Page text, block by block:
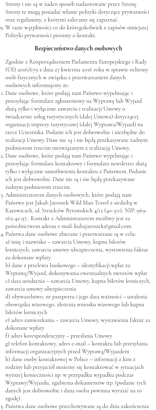
Strony i nie są w żaden sposób nadzorowane przez Stronę.
Strony te mogą posiadać własne polityki dotyczące prywatności
oraz regulaminy, z którymi zalecamy się zapoznać.
W razie wątpliwości co do któregokolwiek z zapisów niniejszej
Polityki prywatności prosimy o kontakt.
Bezpieczeństwo danych osobowych
Zgodnie z Rozporządzeniem Parlamentu Europejskiego i Rady
(UE) 2016/679 z dnia 27 kwietnia 2016 roku w sprawie ochrony
osób fizycznych w związku z przetwarzaniem danych
osobowych informujemy że:
Dane osobowe, które podają nam Państwo wypełniając i
przesyłając formularz zgłoszeniowy na Wyprawę lub Wyjazd
służą tylko i wyłącznie zawarciu i realizacji Umowy o
świadczenie usług turystycznych (dalej Umowa) dotyczącej
organizacji imprezy turystycznej (dalej Wyprawa/Wyjazd) na
rzecz Uczestnika. Podanie ich jest dobrowolne i niezbędne do
realizacji Umowy. Dane nie są i nie będą przekazywane żadnym
podmiotom trzecim niezwiązanym z realizacją Umowy.
Dane osobowe, które podają nam Państwo wypełniając i
przesyłając formularz kontaktowy i formularz newsletter służą
tylko i wyłącznie umożliwieniu kontaktu z Państwem. Podanie
ich jest dobrowolne. Dane nie są i nie będą przekazywane
żadnym podmiotom trzecim.
Administratorem danych osobowych, które podają nam
Państwo jest Jakub Jaroszek Wild Man Travel z siedzibą w
Katowicach, ul. Strzelców Bytomskich 4/12 (40-311), NIP: 969-
165-42-97.. Kontakt z Administratorem możliwy jest za
pośrednictwem adresu e-mail: kubajaroszek@gmail.com.
Państwa dane osobowe zbierane i przetwarzane są w celu:
a) imię i nazwisko – zawarcia Umowy, kupna biletów
lotniczych, zawarcia umowy ubezpieczenia, wystawienia faktur
za dokonane wpłaty
b) dane z przelewu bankowego – identyfikacji wpłat za
Wyprawę/Wyjazd, dokonywania ewentualnych zwrotów wpłat
c) data urodzenia – zawarcia Umowy, kupna biletów lotniczych,
zawarcia umowy ubezpieczenia
d) obywatelstwo, nr paszportu i jego data ważności – ustalenia
obowiązku wizowego, złożenia wniosku wizowego lub kupna
biletów lotniczych
e) adres zamieszkania – zawarcia Umowy, wystawienia faktur za
dokonane wpłaty
f) adres korespondencyjny – przesłania Umowy
g) telefon kontaktowy, adres e-mail – kontaktu lub przesyłania
informacji organizacyjnych przed Wyprawą/Wyjazdem
h) dane osoby kontaktowej w Polsce – informacji z kim z
rodziny lub przyjaciół możemy się kontaktować w sytuacjach
wyższej konieczności np. w przypadku wypadku podczas
Wyprawy/Wyjazdu, zgubienia dokumentów itp. (podanie tych
danych jest dobrowolne i dana osoba powinna wyrazić na to
zgodę).
Państwa dane osobowe przechowywane są do dnia zakończenia